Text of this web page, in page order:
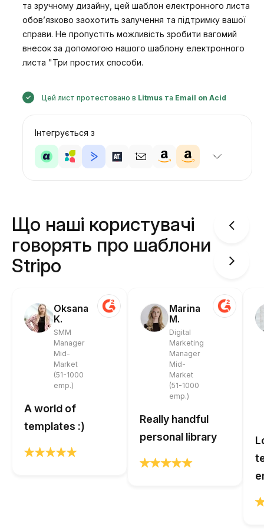
та зручному дизайну, цей шаблон електронного листа
обов’язково заохотить залучення та підтримку вашої
справи. Не пропустіть можливість зробити вагомий
внесок за допомогою нашого шаблону електронного
листа "Три простих способи.
Цей лист протестовано в Litmusта Email on Acid
Інтегрується з
Що наші користувачі
говорять про шаблони
Stripo
Oksana
K.
SMM
Manager
Mid-
Market
(51-1000
emp.)
A world of
templates :)
Marina
M.
Digital
Marketing
Manager
Mid-
Market
(51-1000
emp.)
Really handful
personal library